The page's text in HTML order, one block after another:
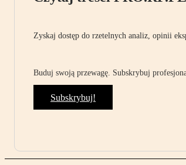
Zyskaj dostęp do rzetelnych analiz, opinii
Buduj swoją przewagę. Subskrybuj
Subskrybuj!